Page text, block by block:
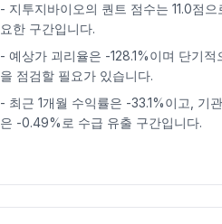
- 지투지바이오의 퀀트 점수는 11.0점
요한 구간입니다.
-예상가 괴리율은 -128.1%이며 단기
을 점검할 필요가 있습니다.
- 최근 1개월 수익률은 -33.1%이고, 기
은 -0.49%로 수급 유출 구간입니다.